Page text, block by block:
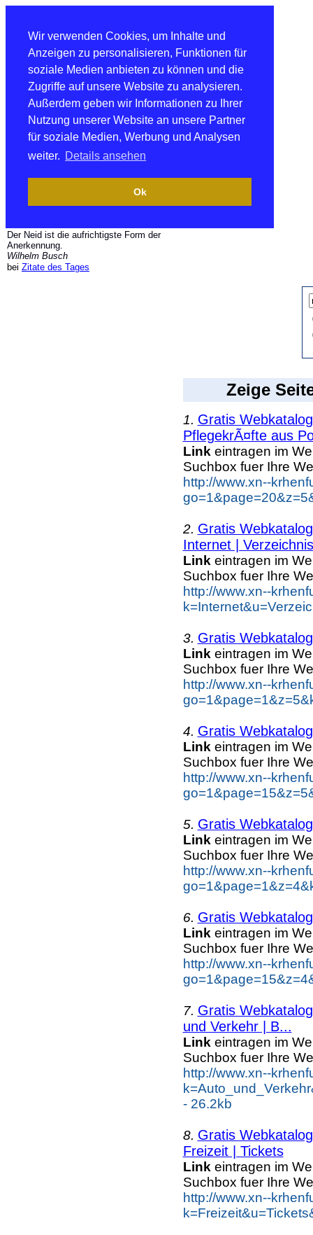
Wir verwenden Cookies, um Inhalte und
Anzeigen zu personalisieren, Funktionen für
soziale Medien anbieten zu können und die
Zugriffe auf unsere Website zu analysieren.
Außerdem geben wir Informationen zu Ihrer
Nutzung unserer Website an unsere Partner
für soziale Medien, Werbung und Analysen
weiter. Details ansehen
Ok
Der Neid ist die aufrichtigste Form der
Anerkennung.
Wilhelm Busch
bei Zitate des Tages
Zeige
1. Gratis
PflegekrÃ¤fte aus
Link eintragen im
Suchbox fuer Ihre
http://www.xn--
2. Gratis
Internet | Verzeichnis
Link eintragen im
Suchbox fuer Ihre
http://www.xn--
3. Gratis
Link eintragen im
Suchbox fuer Ihre
http://www.xn--
4. Gratis
Link eintragen im
Suchbox fuer Ihre
http://www.xn--
5. Gratis
Link eintragen im
Suchbox fuer Ihre
http://www.xn--
6. Gratis
Link eintragen im
Suchbox fuer Ihre
http://www.xn--
7. Gratis
und Verkehr | B...
Link eintragen im
Suchbox fuer Ihre
http://www.xn--
- 26.2kb
8. Gratis
Freizeit | Tickets
Link eintragen im
Suchbox fuer Ihre
http://www.xn--